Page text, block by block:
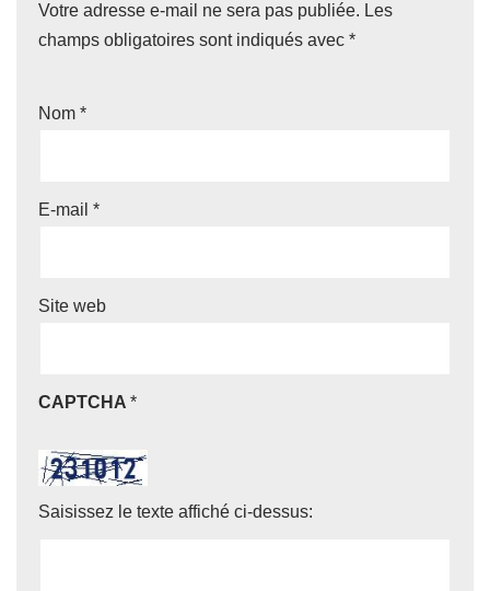
Votre adresse e-mail ne sera pas publiée. Les
champs obligatoires sont indiqués avec *
Nom *
E-mail *
Site web
CAPTCHA *
Saisissez le texte affiché ci-dessus: